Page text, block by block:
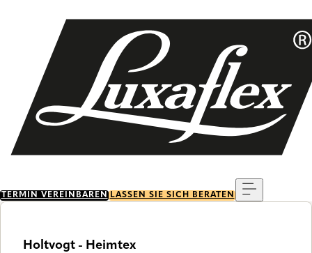
TERMIN VEREINBAREN LASSEN SIE SICH BERATEN
Holtvogt - Heimtex